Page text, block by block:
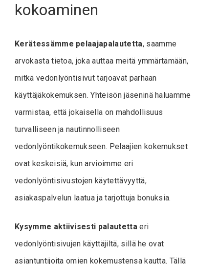
kokoaminen
Kerätessämme pelaajapalautetta, saamme
arvokasta tietoa, joka auttaa meitä ymmärtämään,
mitkä vedonlyöntisivut tarjoavat parhaan
käyttäjäkokemuksen. Yhteisön jäseninä haluamme
varmistaa, että jokaisella on mahdollisuus
turvalliseen ja nautinnolliseen
vedonlyöntikokemukseen. Pelaajien kokemukset
ovat keskeisiä, kun arvioimme eri
vedonlyöntisivustojen käytettävyyttä,
asiakaspalvelun laatua ja tarjottuja bonuksia.
Kysymme aktiivisesti palautetta eri
vedonlyöntisivujen käyttäjiltä, sillä he ovat
asiantuntijoita omien kokemustensa kautta. Tällä